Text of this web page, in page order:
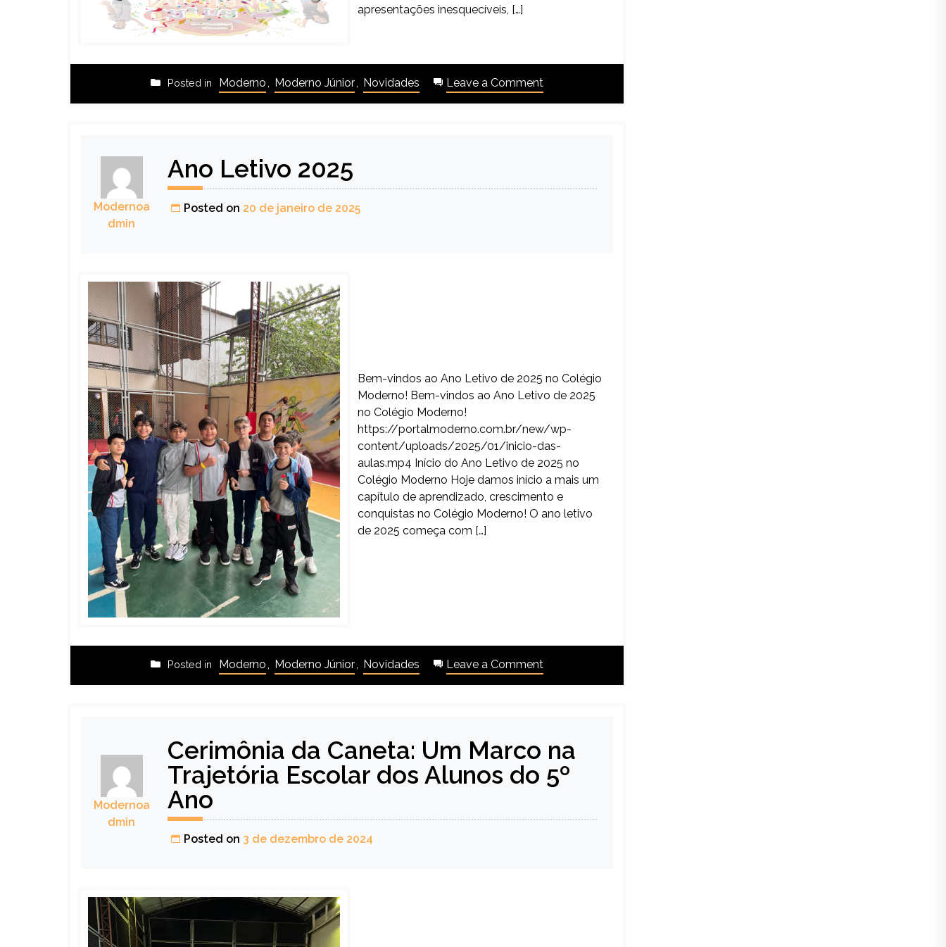
apresentações inesquecíveis, […]
Posted in Moderno, Moderno Júnior, Novidades Leave a Comment
Modernoa
dmin
Ano Letivo 2025
Posted on 20 de janeiro de 2025
Bem-vindos ao Ano Letivo de 2025 no Colégio
Moderno! Bem-vindos ao Ano Letivo de 2025
no Colégio Moderno!
https://portalmoderno.com.br/new/wp-
content/uploads/2025/01/inicio-das-
aulas.mp4 Início do Ano Letivo de 2025 no
Colégio Moderno Hoje damos início a mais um
capítulo de aprendizado, crescimento e
conquistas no Colégio Moderno! O ano letivo
de 2025 começa com […]
Posted in Moderno, Moderno Júnior, Novidades Leave a Comment
Modernoa
dmin
Cerimônia da Caneta: Um Marco na
Trajetória Escolar dos Alunos do 5º
Ano
Posted on 3 de dezembro de 2024